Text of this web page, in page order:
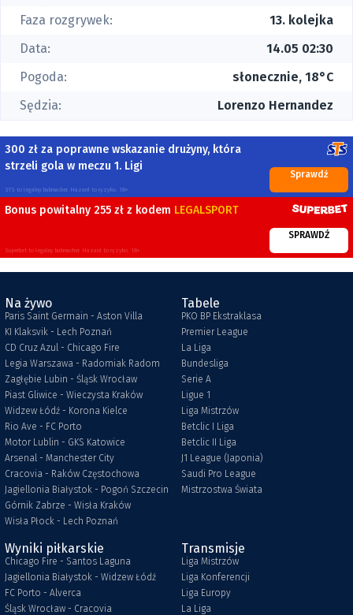
Faza rozgrywek:
13. kolejka
Data:
14.05 02:30
Pogoda:
słonecznie, 18°C
Sędzia:
Lorenzo Hernandez
300 zł za poprawne wskazanie drużyny, która
strzeli gola w meczu 1. Ligi
STS to legalny bukmacher. Hazard to ryzyko. 18+
Sprawdź
Bonus powitalny 255 zł z kodem LEGALSPORT
Superbet to legalny bukmacher. Hazard to ryzyko. 18+
SPRAWDŹ
Na żywo
Paris Saint Germain - Aston Villa
KI Klaksvik - Lech Poznań
CD Cruz Azul - Chicago Fire
Legia Warszawa - Radomiak Radom
Zagłębie Lubin - Śląsk Wrocław
Piast Gliwice - Wieczysta Kraków
Widzew Łódź - Korona Kielce
Rio Ave - FC Porto
Motor Lublin - GKS Katowice
Arsenal - Manchester City
Cracovia - Raków Częstochowa
Jagiellonia Białystok - Pogoń Szczecin
Górnik Zabrze - Wisła Kraków
Wisła Płock - Lech Poznań
Tabele
PKO BP Ekstraklasa
Premier League
La Liga
Bundesliga
Serie A
Ligue 1
Liga Mistrzów
Betclic I Liga
Betclic II Liga
J1 League (Japonia)
Saudi Pro League
Mistrzostwa Świata
Wyniki piłkarskie
Chicago Fire - Santos Laguna
Jagiellonia Białystok - Widzew Łódź
FC Porto - Alverca
Śląsk Wrocław - Cracovia
Transmisje
Liga Mistrzów
Liga Konferencji
Liga Europy
La Liga